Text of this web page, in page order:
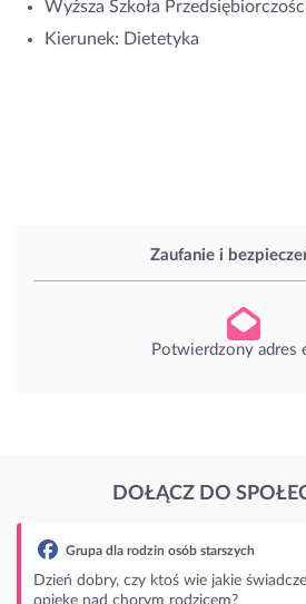
Zaufanie i
Potwierdzony adres
Wyższa Szkoła
Kierunek: Dietetyka
DOŁĄCZ DO
na